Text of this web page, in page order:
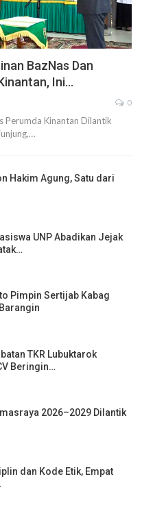
BazNas Dan
Ini…
0
Perumda Kinantan Dilantik
Hakim Agung, Satu dari
UNP Abadikan Jejak
Pimpin Sertijab Kabag
TKR Lubuktarok
Beringin…
2026–2029 Dilantik
dan Kode Etik, Empat